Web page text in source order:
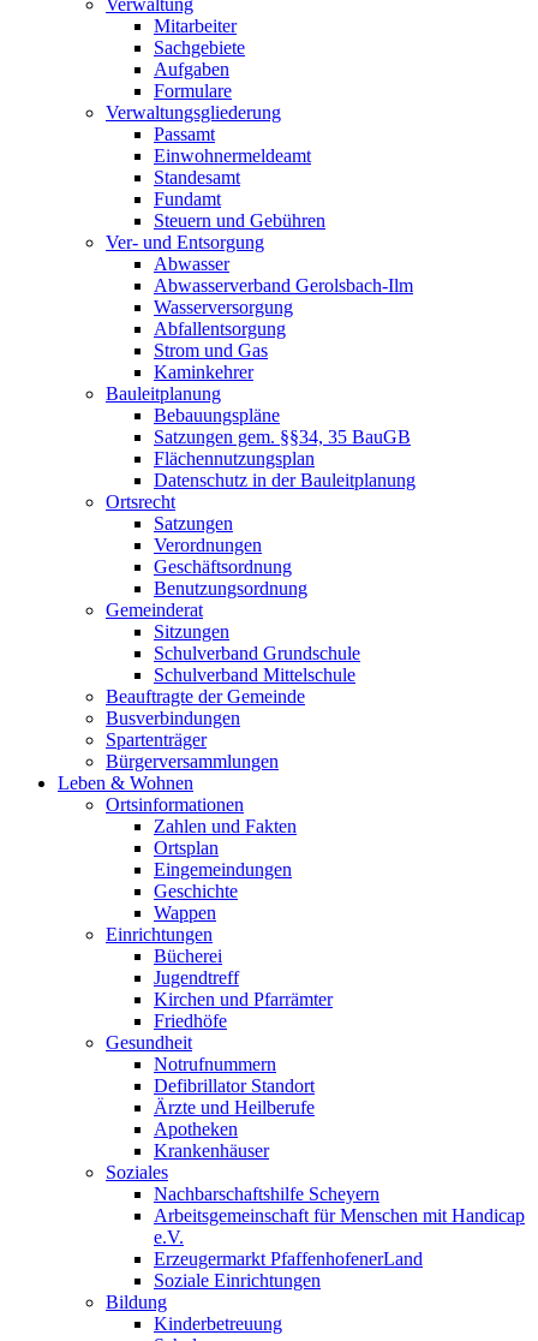
Verwaltung
Mitarbeiter
Sachgebiete
Aufgaben
Formulare
Verwaltungsgliederung
Passamt
Einwohnermeldeamt
Standesamt
Fundamt
Steuern und Gebühren
Ver- und Entsorgung
Abwasser
Abwasserverband Gerolsbach-Ilm
Wasserversorgung
Abfallentsorgung
Strom und Gas
Kaminkehrer
Bauleitplanung
Bebauungspläne
Satzungen gem. §§34, 35 BauGB
Flächennutzungsplan
Datenschutz in der Bauleitplanung
Ortsrecht
Satzungen
Verordnungen
Geschäftsordnung
Benutzungsordnung
Gemeinderat
Sitzungen
Schulverband Grundschule
Schulverband Mittelschule
Beauftragte der Gemeinde
Busverbindungen
Spartenträger
Bürgerversammlungen
Leben & Wohnen
Ortsinformationen
Zahlen und Fakten
Ortsplan
Eingemeindungen
Geschichte
Wappen
Einrichtungen
Bücherei
Jugendtreff
Kirchen und Pfarrämter
Friedhöfe
Gesundheit
Notrufnummern
Defibrillator Standort
Ärzte und Heilberufe
Apotheken
Krankenhäuser
Soziales
Nachbarschaftshilfe Scheyern
Arbeitsgemeinschaft für Menschen mit Handicap
e.V.
Erzeugermarkt PfaffenhofenerLand
Soziale Einrichtungen
Bildung
Kinderbetreuung